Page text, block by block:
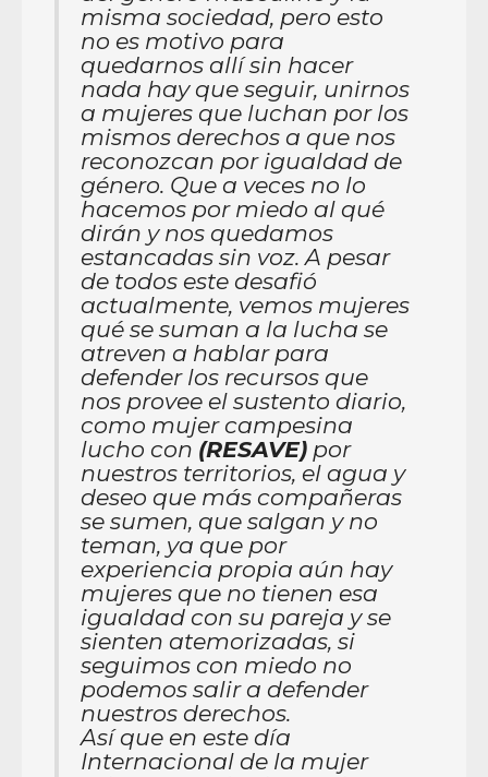
misma sociedad, pero esto
no es motivo para
quedarnos allí sin hacer
nada hay que seguir, unirnos
a mujeres que luchan por los
mismos derechos a que nos
reconozcan por igualdad de
género. Que a veces no lo
hacemos por miedo al qué
dirán y nos quedamos
estancadas sin voz. A pesar
de todos este desafió
actualmente, vemos mujeres
qué se suman a la lucha se
atreven a hablar para
defender los recursos que
nos provee el sustento diario,
como mujer campesina
lucho con (RESAVE) por
nuestros territorios, el agua y
deseo que más compañeras
se sumen, que salgan y no
teman, ya que por
experiencia propia aún hay
mujeres que no tienen esa
igualdad con su pareja y se
sienten atemorizadas, si
seguimos con miedo no
podemos salir a defender
nuestros derechos.
Así que en este día
Internacional de la mujer